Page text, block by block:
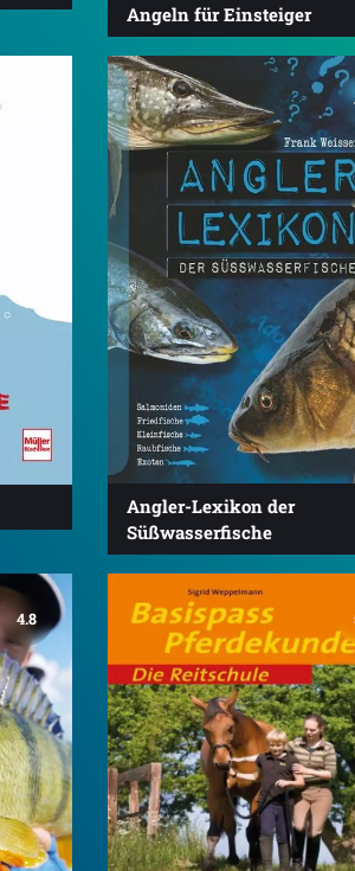
Angeln für Einsteiger
Angler-Lexikon der
Süßwasserfische
4.8